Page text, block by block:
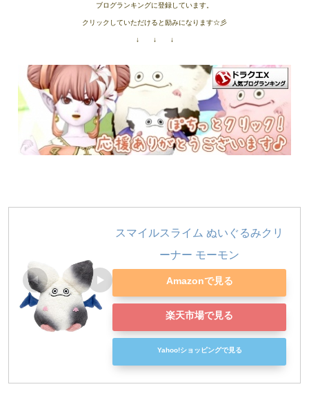
ブログランキングに登録しています。
クリックしていただけると励みになります☆彡
↓ ↓ ↓
スマイルスライム ぬいぐるみクリ
ーナー モーモン
Amazonで見る
楽天市場で見る
Yahoo!ショッピングで見る